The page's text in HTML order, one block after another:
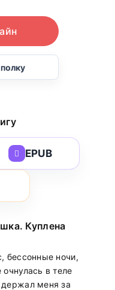
EPUB
Куплена
бессонные ночи,
в теле
меня за